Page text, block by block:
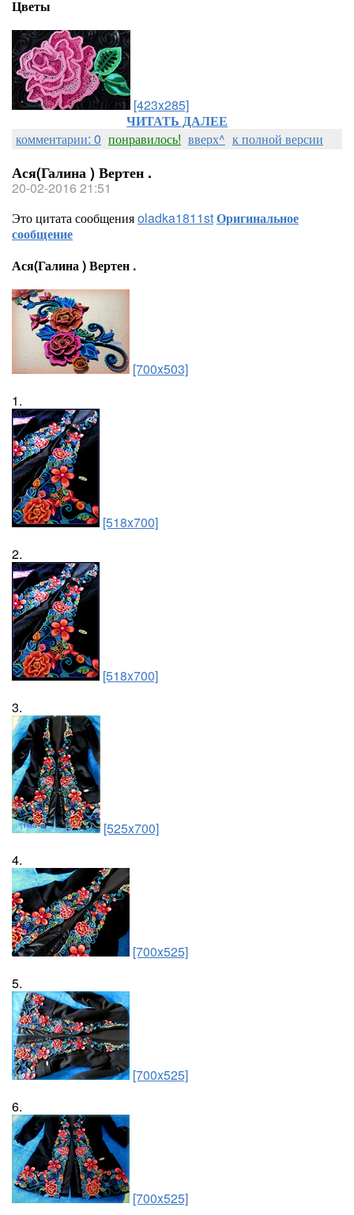
Цветы
[423x285]
ЧИТАТЬ ДАЛЕЕ
комментарии: 0 понравилось! вверх^ к полной версии
Ася(Галина ) Вертен .
20-02-2016 21:51
Это цитата сообщенияoladka1811stОригинальное
сообщение
Ася(Галина ) Вертен .
[700x503]
1.
[518x700]
2.
[518x700]
3.
[525x700]
4.
[700x525]
5.
[700x525]
6.
[700x525]